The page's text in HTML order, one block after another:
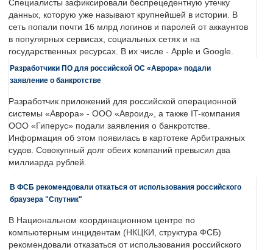
Специалисты зафиксировали беспрецедентную утечку
данных, которую уже называют крупнейшей в истории. В
сеть попали почти 16 млрд логинов и паролей от аккаунтов
в популярных сервисах, социальных сетях и на
государственных ресурсах. В их числе - Apple и Google.
Разработчики ПО для российской ОС «Аврора» подали
заявление о банкротстве
Разработчик приложений для российской операционной
системы «Аврора» - ООО «Авроид», а также IT-компания
ООО «Гиперус» подали заявления о банкротстве.
Информация об этом появилась в картотеке Арбитражных
судов. Совокупный долг обеих компаний превысил два
миллиарда рублей.
В ФСБ рекомендовали откаться от использования российского
браузера "Спутник"
В Национальном координационном центре по
компьютерным инцидентам (НКЦКИ, структура ФСБ)
рекомендовали отказаться от использования российского